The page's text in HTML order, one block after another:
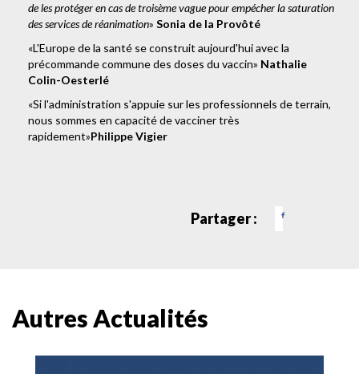
de les protéger en cas de troisème vague pour empécher la saturation
des services de réanimation» Sonia de la Provôté
«L'Europe de la santé se construit aujourd'hui avec la
précommande commune des doses du vaccin» Nathalie
Colin-Oesterlé
«Si l'administration s'appuie sur les professionnels de terrain,
nous sommes en capacité de vacciner très
rapidement»Philippe Vigier
Partager :
Autres Actualités